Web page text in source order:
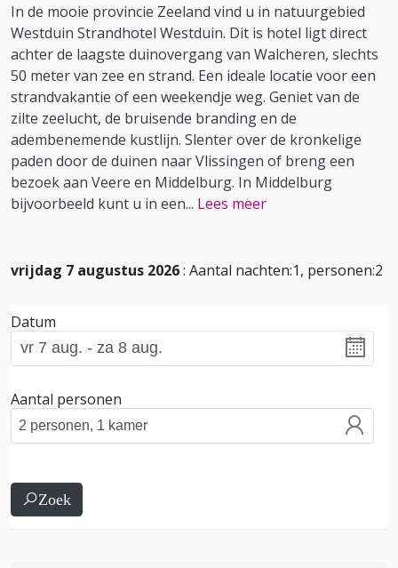
In de mooie provincie Zeeland vind u in natuurgebied
Westduin Strandhotel Westduin. Dit is hotel ligt direct
achter de laagste duinovergang van Walcheren, slechts
50 meter van zee en strand. Een ideale locatie voor een
strandvakantie of een weekendje weg. Geniet van de
zilte zeelucht, de bruisende branding en de
adembenemende kustlijn. Slenter over de kronkelige
paden door de duinen naar Vlissingen of breng een
bezoek aan Veere en Middelburg. In Middelburg
bijvoorbeeld kunt u in een... Lees meer
vrijdag 7 augustus 2026: Aantal nachten:1, personen:2
Datum
Aantal personen
Zoek